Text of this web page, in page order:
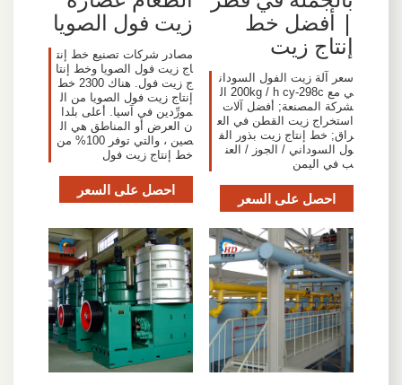
| أفضل خط
إنتاج زيت
سعر آلة زيت الفول السودان
ي مع 200kg / h cy-298c ال
شركة المصنعة; أفضل آلات
استخراج زيت القطن في الع
راق; خط إنتاج زيت بذور الف
ول السوداني / الجوز / العن
ب في اليمن
احصل على السعر
زيت فول الصويا
مصادر شركات تصنيع خط إنت
اج زيت فول الصويا وخط إنتا
ج زيت فول. هناك 2300 خط
إنتاج زيت فول الصويا من ال
مورِّدين في آسيا. أعلى بلدا
ن العرض أو المناطق هي ال
صين ، والتي توفر 100% من
خط إنتاج زيت فول
احصل على السعر